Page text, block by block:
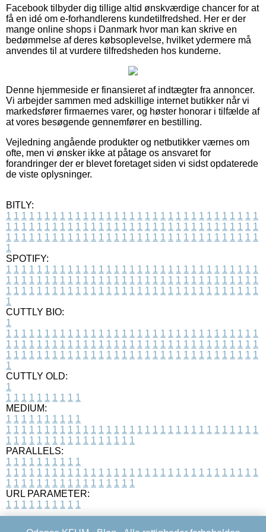
Facebook tilbyder dig tillige altid ønskværdige chancer for at
få en idé om e-forhandlerens kundetilfredshed. Her er der
mange online shops i Danmark hvor man kan skrive en
bedømmelse af deres købsoplevelse, hvilket ydermere må
anvendes til at vurdere tilfredsheden hos kunderne.
Denne hjemmeside er finansieret af indtægter fra annoncer.
Vi arbejder sammen med adskillige internet butikker når vi
markedsfører firmaernes varer, og høster honorar i tilfælde af
at vores besøgende gennemfører en bestilling.
Vejledning angående produkter og netbutikker værnes om
ofte, men vi ønsker ikke at påtage os ansvaret for
forandringer der er blevet foretaget siden vi sidst opdaterede
de viste oplysninger.
BITLY:
1 1 1 1 1 1 1 1 1 1 1 1 1 1 1 1 1 1 1 1 1 1 1 1 1 1 1 1 1 1 1 1 1
1 1 1 1 1 1 1 1 1 1 1 1 1 1 1 1 1 1 1 1 1 1 1 1 1 1 1 1 1 1 1 1 1
1 1 1 1 1 1 1 1 1 1 1 1 1 1 1 1 1 1 1 1 1 1 1 1 1 1 1 1 1 1 1 1 1
1
SPOTIFY:
1 1 1 1 1 1 1 1 1 1 1 1 1 1 1 1 1 1 1 1 1 1 1 1 1 1 1 1 1 1 1 1 1
1 1 1 1 1 1 1 1 1 1 1 1 1 1 1 1 1 1 1 1 1 1 1 1 1 1 1 1 1 1 1 1 1
1 1 1 1 1 1 1 1 1 1 1 1 1 1 1 1 1 1 1 1 1 1 1 1 1 1 1 1 1 1 1 1 1
1
CUTTLY BIO:
1
1 1 1 1 1 1 1 1 1 1 1 1 1 1 1 1 1 1 1 1 1 1 1 1 1 1 1 1 1 1 1 1 1
1 1 1 1 1 1 1 1 1 1 1 1 1 1 1 1 1 1 1 1 1 1 1 1 1 1 1 1 1 1 1 1 1
1 1 1 1 1 1 1 1 1 1 1 1 1 1 1 1 1 1 1 1 1 1 1 1 1 1 1 1 1 1 1 1 1
1
CUTTLY OLD:
1
1 1 1 1 1 1 1 1 1 1
MEDIUM:
1 1 1 1 1 1 1 1 1 1
1 1 1 1 1 1 1 1 1 1 1 1 1 1 1 1 1 1 1 1 1 1 1 1 1 1 1 1 1 1 1 1 1
1 1 1 1 1 1 1 1 1 1 1 1 1 1 1 1 1
PARALLELS:
1 1 1 1 1 1 1 1 1 1
1 1 1 1 1 1 1 1 1 1 1 1 1 1 1 1 1 1 1 1 1 1 1 1 1 1 1 1 1 1 1 1 1
1 1 1 1 1 1 1 1 1 1 1 1 1 1 1 1 1
URL PARAMETER:
1 1 1 1 1 1 1 1 1 1